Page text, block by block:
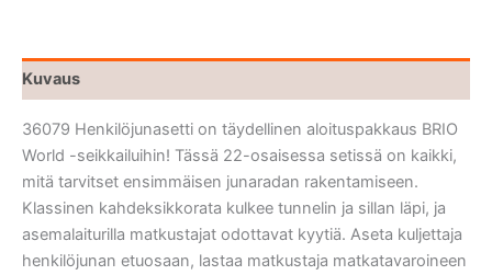
Kuvaus
36079 Henkilöjunasetti on täydellinen aloituspakkaus BRIO
World -seikkailuihin! Tässä 22-osaisessa setissä on kaikki,
mitä tarvitset ensimmäisen junaradan rakentamiseen.
Klassinen kahdeksikkorata kulkee tunnelin ja sillan läpi, ja
asemalaiturilla matkustajat odottavat kyytiä. Aseta kuljettaja
henkilöjunan etuosaan, lastaa matkustaja matkatavaroineen